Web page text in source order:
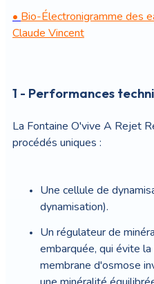
• Bio-Électronigramme des
Claude Vincent
1 - Performances
La Fontaine O'vive A Rejet
procédés uniques :
Une cellule de
dynamisation).
Un régulateur de
embarquée, qui évite
membrane d'osmose